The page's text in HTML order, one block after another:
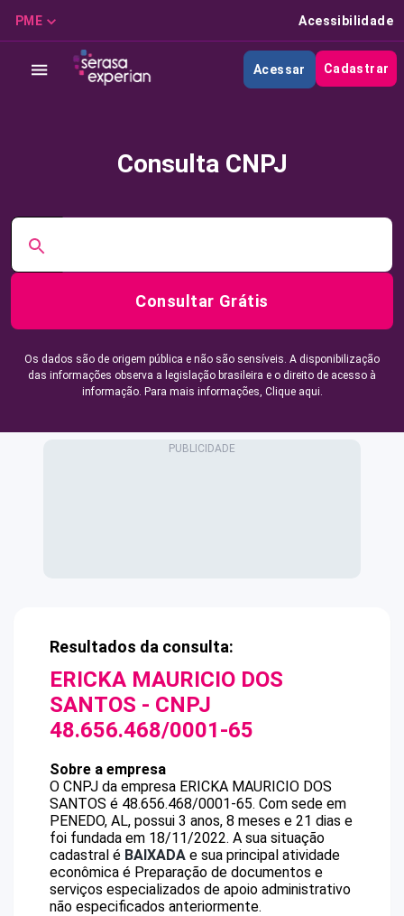
PME Acessibilidade
Acessar Cadastrar
Consulta CNPJ
Consultar Grátis
Os dados são de origem pública e não são sensíveis. A disponibilização
das informações observa a legislação brasileira e o direito de acesso à
informação. Para mais informações, Clique aqui.
Resultados da consulta:
ERICKA MAURICIO DOS
SANTOS - CNPJ
48.656.468/0001-65
Sobre a empresa
O CNPJ da empresa ERICKA MAURICIO DOS
SANTOS é 48.656.468/0001-65. Com sede em
PENEDO, AL, possui 3 anos, 8 meses e 21 dias e
foi fundada em 18/11/2022. A sua situação
cadastral é BAIXADA e sua principal atividade
econômica é Preparação de documentos e
serviços especializados de apoio administrativo
não especificados anteriormente.